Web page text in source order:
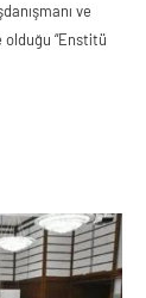
ve
olduğu “Enstitü